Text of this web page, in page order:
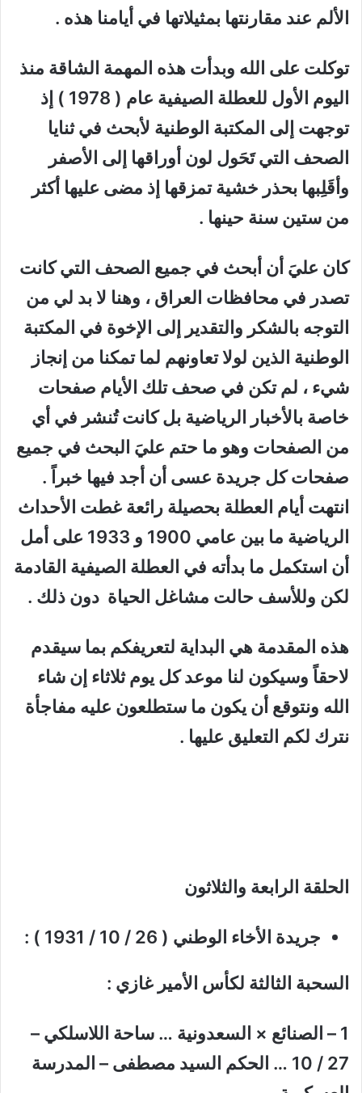
الألم عند مقارنتها بمثيلاتها في أيامنا هذه .
توكلت على الله وبدأت هذه المهمة الشاقة منذ
اليوم الأول للعطلة الصيفية عام ( 1978 ) إذ
توجهت إلى المكتبة الوطنية لأبحث في ثنايا
الصحف التي تَحَول لون أوراقها إلى الأصفر
وأقَلِبها بحذر خشية تمزقها إذ مضى عليها أكثر
من ستين سنة حينها .
كان عليَ أن أبحث في جميع الصحف التي كانت
تصدر في محافظات العراق ، وهنا لا بد لي من
التوجه بالشكر والتقدير إلى الإخوة في المكتبة
الوطنية الذين لولا تعاونهم لما تمكنا من إنجاز
شيء ، لم تكن في صحف تلك الأيام صفحات
خاصة بالأخبار الرياضية بل كانت تُنشر في أي
من الصفحات وهو ما حتم عليَ البحث في جميع
صفحات كل جريدة عسى أن أجد فيها خبراً .
انتهت أيام العطلة بحصيلة رائعة غطت الأحداث
الرياضية ما بين عامي 1900 و 1933 على أمل
أن استكمل ما بدأته في العطلة الصيفية القادمة
لكن وللأسف حالت مشاغل الحياة دون ذلك .
هذه المقدمة هي البداية لتعريفكم بما سيقدم
لاحقاً وسيكون لنا موعد كل يوم ثلاثاء إن شاء
الله ونتوقع أن يكون ما ستطلعون عليه مفاجأة
نترك لكم التعليق عليها .
الحلقة الرابعة والثلاثون
جريدة الأخاء الوطني ( 26 / 10 / 1931 ) :
السحبة الثالثة لكأس الأمير غازي :
1 – الصنائع × السعدونية … ساحة اللاسلكي –
27 / 10 … الحكم السيد مصطفى – المدرسة